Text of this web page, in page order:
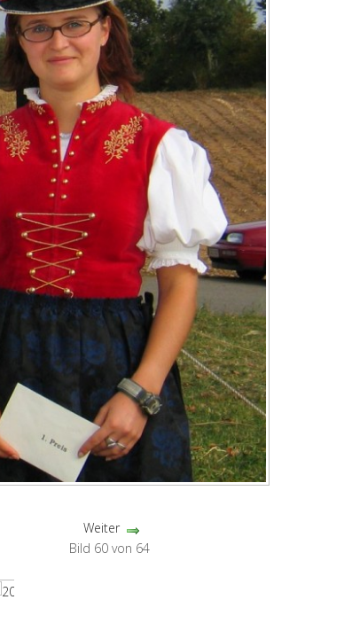
Weiter
Bild 60 von 64